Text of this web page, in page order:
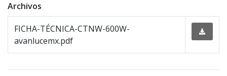
Archivos
FICHA-TÉCNICA-CTNW-600W-
avanlucemx.pdf